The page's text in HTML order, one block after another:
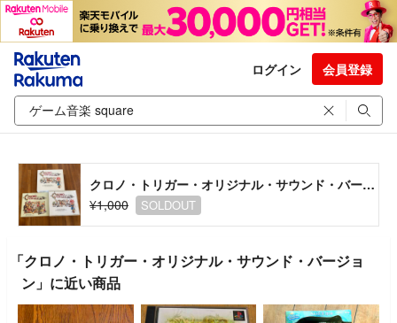
ログイン 会員登録
クロノ・トリガー・オリジナル・サウンド・バージョン
¥1,000
SOLDOUT
「クロノ・トリガー・オリジナル・サウンド・バージョ
ン」に近い商品